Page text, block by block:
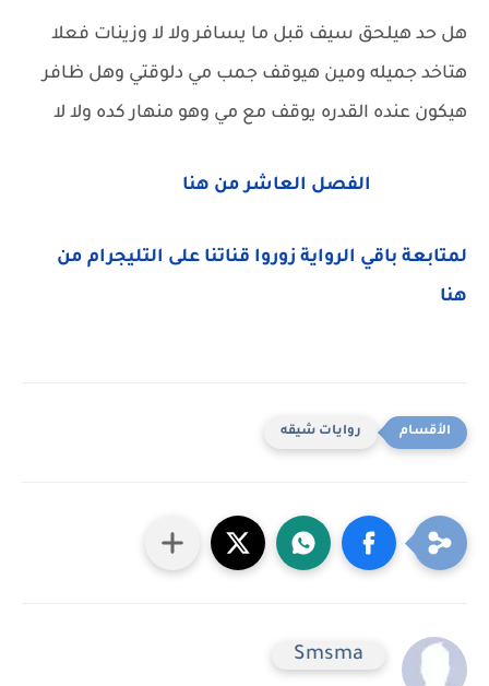
هل حد هيلحق سيف قبل ما يسافر ولا لا وزينات فعلا
هتاخد جميله ومين هيوقف جمب مي دلوقتي وهل ظافر
هيكون عنده القدره يوقف مع مي وهو منهار كده ولا لا
الفصل العاشر من هنا
لمتابعة باقي الرواية زوروا قناتنا على التليجرام من
هنا
روايات شيقه
Smsma